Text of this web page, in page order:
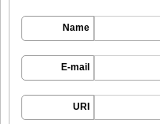
Name
E-mail
URI